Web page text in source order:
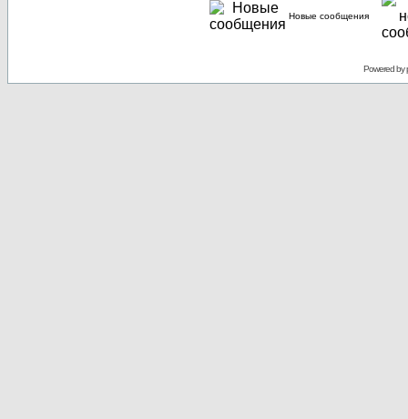
Новые сообщения
Powered by